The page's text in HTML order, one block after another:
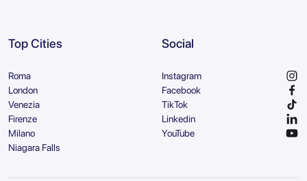
Top Cities
Roma
London
Venezia
Firenze
Milano
Niagara Falls
Social
Instagram
Facebook
TikTok
Linkedin
YouTube